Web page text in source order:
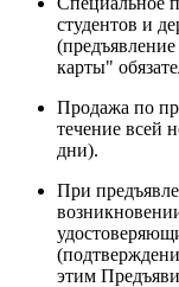
студентов и
карты"
Продажа по
течение всей
дни).
При
этим